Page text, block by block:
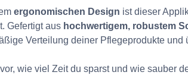
ergonomischen Design ist dieser
Gefertigt aus hochwertigem, robustem
Verteilung deiner Pflegeprodukte und
wie viel Zeit du sparst und wie sauber